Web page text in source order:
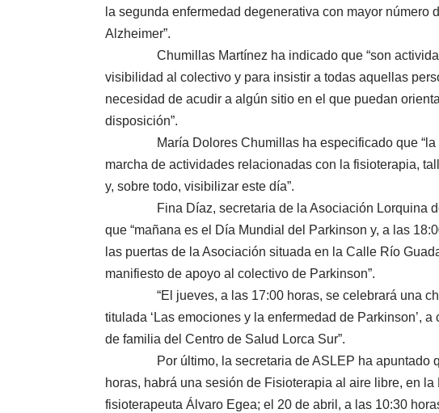
la segunda enfermedad degenerativa con mayor número
Alzheimer”.
Chumillas Martínez ha indicado que “son
visibilidad al colectivo y para insistir a todas aquellas
necesidad de acudir a algún sitio en el que puedan
disposición”.
María Dolores Chumillas ha especificado que “la
marcha de actividades relacionadas con la fisioterapia,
y, sobre todo, visibilizar este día”.
Fina Díaz, secretaria de la Asociación Lorquina de
que “mañana es el Día Mundial del Parkinson y, a las
las puertas de la Asociación situada en la Calle Río
manifiesto de apoyo al colectivo de Parkinson”.
“El jueves, a las 17:00 horas, se celebrará una
titulada ‘Las emociones y la enfermedad de Parkinson’,
de familia del Centro de Salud Lorca Sur”.
Por último, la secretaria de ASLEP ha apuntado
horas, habrá una sesión de Fisioterapia al aire libre, en
fisioterapeuta Álvaro Egea; el 20 de abril, a las 10:30